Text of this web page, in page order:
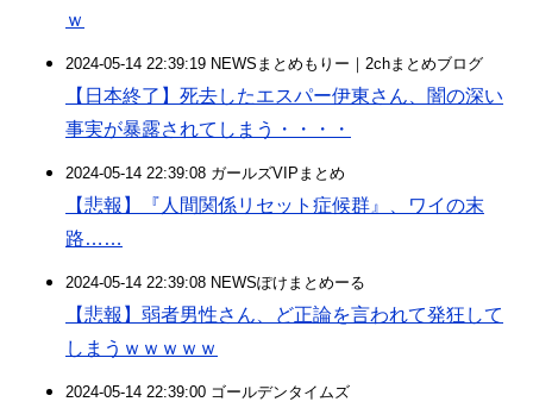
ｗ
2024-05-14 22:39:19 NEWSまとめもりー｜2chまとめブログ
【日本終了】死去したエスパー伊東さん、闇の深い
事実が暴露されてしまう・・・・
2024-05-14 22:39:08 ガールズVIPまとめ
【悲報】『人間関係リセット症候群』、ワイの末
路……
2024-05-14 22:39:08 NEWSぽけまとめーる
【悲報】弱者男性さん、ど正論を言われて発狂して
しまうｗｗｗｗｗ
2024-05-14 22:39:00 ゴールデンタイムズ